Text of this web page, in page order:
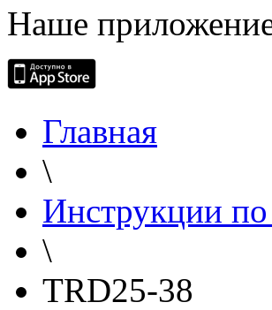
Наше
Главная
\
Инструкции по
\
TRD25-38